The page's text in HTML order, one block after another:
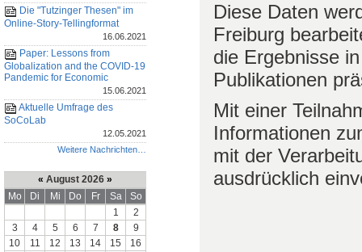
Die "Tutzinger Thesen" im
Online-Story-Tellingformat
16.06.2021
Paper: Lessons from
Globalization and the COVID-19
Pandemic for Economic
15.06.2021
Aktuelle Umfrage des
SoCoLab
12.05.2021
Weitere Nachrichten…
« August 2026 »
Mo
Di Mi Do Fr Sa
So
1
2
3
4 5 6 7 8
9
10
11 12 13 14 15
16
Diese Daten
Freiburg
die Ergebnisse
Publikationen
Mit einer
Informationen
mit der
ausdrücklich